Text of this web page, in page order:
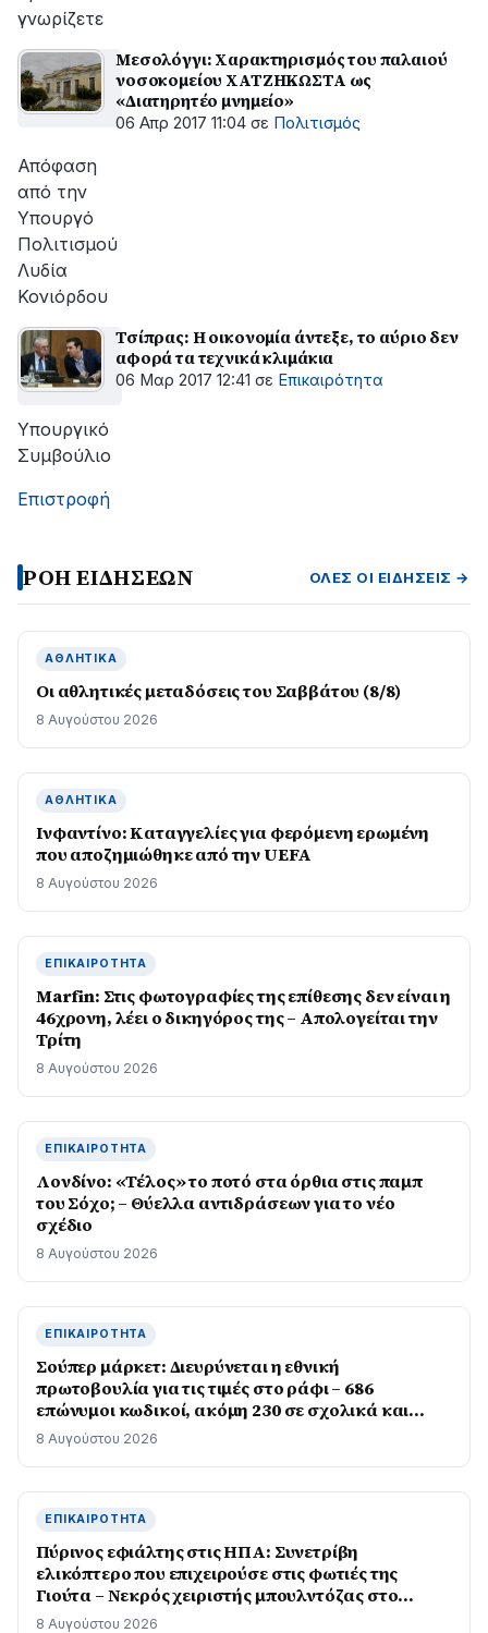
γνωρίζετε
Μεσολόγγι: Χαρακτηρισμός του παλαιού
νοσοκομείου ΧΑΤΖΗΚΩΣΤΑ ως
«Διατηρητέο μνημείο»
06 Απρ 2017 11:04 σε Πολιτισμός
Απόφαση
από την
Υπουργό
Πολιτισμού
Λυδία
Κονιόρδου
Τσίπρας: Η οικονομία άντεξε, το αύριο δεν
αφορά τα τεχνικά κλιμάκια
06 Μαρ 2017 12:41 σε Επικαιρότητα
Υπουργικό
Συμβούλιο
Επιστροφή
ΡΟΗ ΕΙΔΗΣΕΩΝ ΌΛΕΣ ΟΙ ΕΙΔΉΣΕΙΣ →
ΑΘΛΗΤΙΚΆ
Οι αθλητικές μεταδόσεις του Σαββάτου (8/8)
8 Αυγούστου 2026
ΑΘΛΗΤΙΚΆ
Ινφαντίνο: Καταγγελίες για φερόμενη ερωμένη
που αποζημιώθηκε από την UEFA
8 Αυγούστου 2026
ΕΠΙΚΑΙΡΌΤΗΤΑ
Marfin: Στις φωτογραφίες της επίθεσης δεν είναι η
46χρονη, λέει ο δικηγόρος της – Απολογείται την
Τρίτη
8 Αυγούστου 2026
ΕΠΙΚΑΙΡΌΤΗΤΑ
Λονδίνο: «Τέλος» το ποτό στα όρθια στις παμπ
του Σόχο; – Θύελλα αντιδράσεων για το νέο
σχέδιο
8 Αυγούστου 2026
ΕΠΙΚΑΙΡΌΤΗΤΑ
Σούπερ μάρκετ: Διευρύνεται η εθνική
πρωτοβουλία για τις τιμές στο ράφι – 686
επώνυμοι κωδικοί, ακόμη 230 σε σχολικά και
προϊόντα ιδιωτικής ετικέτας
8 Αυγούστου 2026
ΕΠΙΚΑΙΡΌΤΗΤΑ
Πύρινος εφιάλτης στις ΗΠΑ: Συνετρίβη
ελικόπτερο που επιχειρούσε στις φωτιές της
Γιούτα – Νεκρός χειριστής μπουλντόζας στο
Όρεγκον
8 Αυγούστου 2026